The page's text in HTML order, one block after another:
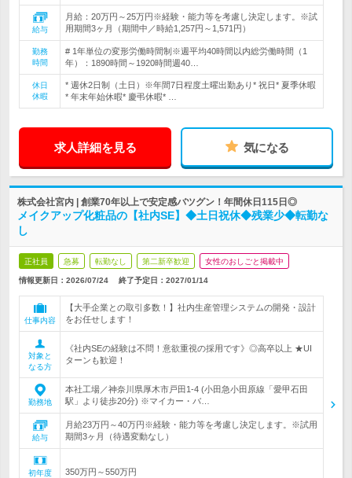
給与
月給：20万円～25万円※経験・能力等を考慮し決定します。※試
用期間3ヶ月（期間中／時給1,257円～1,571円）
勤務
時間
# 1年単位の変形労働時間制※週平均40時間以内総労働時間（1
年）：1890時間～1920時間週40…
休日
休暇
* 週休2日制（土日）※年間7日程度土曜出勤あり* 祝日* 夏季休暇
* 年末年始休暇* 慶弔休暇* …
求人詳細を見る 気になる
株式会社宮内 | 創業70年以上で安定感バツグン！年間休日115日◎
メイクアップ化粧品の【社内SE】◆土日祝休◆残業少◆転勤な
し
正社員 急募 転勤なし 第二新卒歓迎 女性のおしごと掲載中
情報更新日：2026/07/24 終了予定日： 2027/01/14
仕事内容
【大手企業との取引多数！】社内生産管理システムの開発・設計
をお任せします！
対象と
なる方
《社内SEの経験は不問！意欲重視の採用です》◎高卒以上 ★UI
ターンも歓迎！
勤務地
本社工場／神奈川県厚木市戸田1-4 (小田急小田原線「愛甲石田
駅」より徒歩20分) ※マイカー・バ…
給与
月給23万円～40万円※経験・能力等を考慮し決定します。※試用
期間3ヶ月（待遇変動なし）
初年度
350万円～550万円